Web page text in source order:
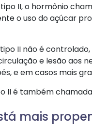
II, o hormônio
o uso do açúcar
II não é
e lesão aos
e em casos mais
II é também
mais